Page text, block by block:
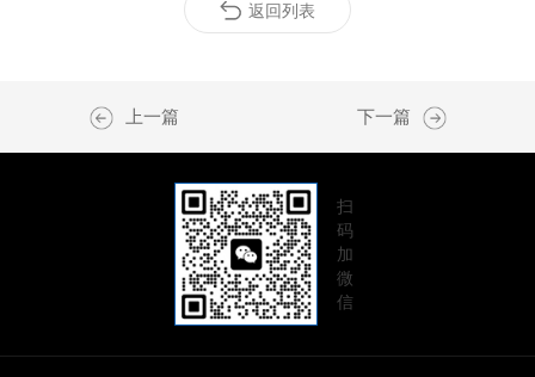
返回列表
上一篇 下一篇
扫
码
加
微
信